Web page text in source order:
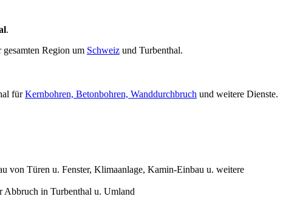
.
gesamten Region um Schweiz und Turbenthal.
fürKernbohren, Betonbohren, Wanddurchbruch und weitere Dienste.
von Türen u. Fenster, Klimaanlage, Kamin-Einbau u. weitere
Abbruch in Turbenthal u. Umland